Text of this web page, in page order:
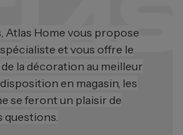
Atlas Home vous propose
et vous offre le
la décoration au meilleur
en magasin, les
se feront un plaisir de
questions.